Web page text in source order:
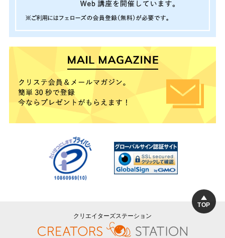
TOP
クリエイターズステーション